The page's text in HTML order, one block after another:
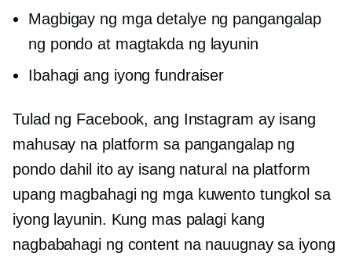
Magbigay ng mga detalye ng pangangalap
ng pondo at magtakda ng layunin
Ibahagi ang iyong fundraiser
Tulad ng Facebook, ang Instagram ay isang
mahusay na platform sa pangangalap ng
pondo dahil ito ay isang natural na platform
upang magbahagi ng mga kuwento tungkol sa
iyong layunin. Kung mas palagi kang
nagbabahagi ng content na nauugnay sa iyong